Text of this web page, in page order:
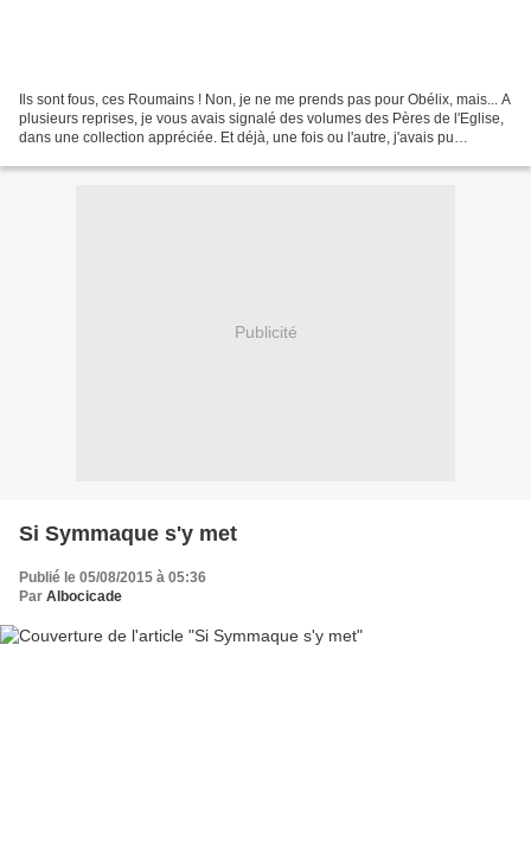
Ils sont fous, ces Roumains ! Non, je ne me prends pas pour Obélix, mais... A
plusieurs reprises, je vous avais signalé des volumes des Pères de l'Eglise,
dans une collection appréciée. Et déjà, une fois ou l'autre, j'avais pu
Publicité
Si Symmaque s'y met
Publié le 05/08/2015 à 05:36
Par Albocicade